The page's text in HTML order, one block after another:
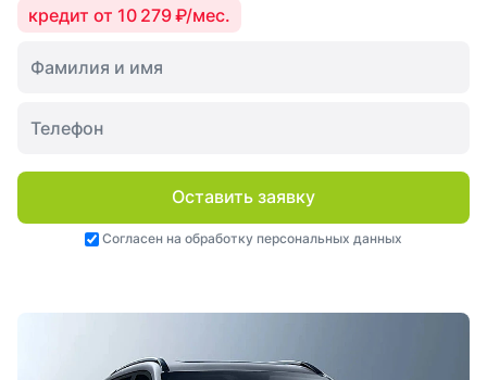
кредит от 10 279 ₽/мес.
Оставить заявку
Согласен на обработку персональных данных